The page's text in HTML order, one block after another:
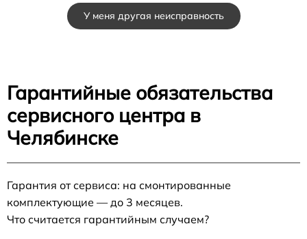
У меня другая неисправность
Гарантийные обязательства
сервисного центра в
Челябинске
Гарантия от сервиса: на смонтированные
комплектующие — до 3 месяцев.
Что считается гарантийным случаем?